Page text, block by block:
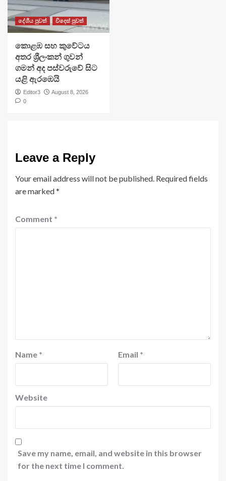
දේශීය පුවත් විදෙස් පුවත්
​කොළඹ සහ කුවේටය
අතර ශ්‍රීලංකන් ගුවන්
ගමන් අද පස්වරුවේ සිට
යළි ඇරඹෙයි
Editor3
August 8, 2026
0
Leave a Reply
Your email address will not be published. Required fields
are marked*
Comment *
Name * Email *
Website
Save my name, email, and website in this browser
for the next time I comment.